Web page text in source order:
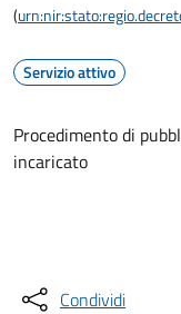
(
Servizio attivo
Procedimento di
incaricato
Condividi